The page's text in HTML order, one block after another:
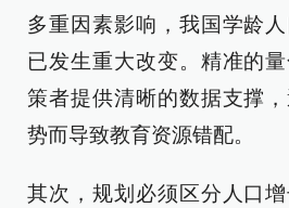
多重因素影响，我国学龄
已发生重大改变。精准的
策者提供清晰的数据支撑
势而导致教育资源错配。
其次，规划必须区分人口